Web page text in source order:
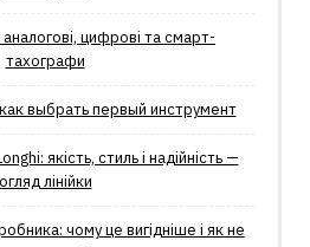
цифрові та смарт-
тахографи
выбрать первый инструмент
якість, стиль і надійність —
огляд лінійки
чому це вигідніше і як не